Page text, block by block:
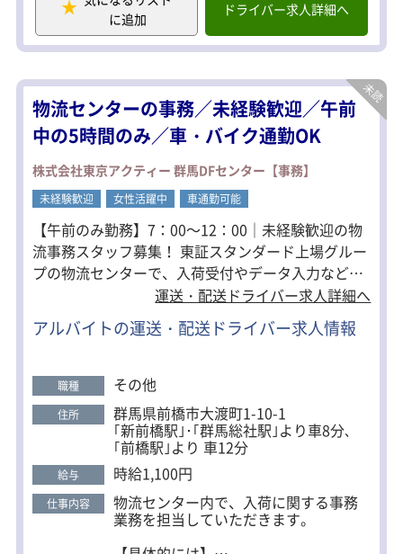
る重要なポジションです。
現場とコミュニケーションを取りなが
ら、チームをまとめていくやりがいの
ある仕事です。
【具体的な仕事内容】
・日々の運行管理業務
・ドライバー対応及び現場フォロー
・配車運行管理の調整、改善
・メンバーへの指示出し
・トラブル時の一次対応及び、上長へ
の報告連携
・安全運行の日常管理
・ドライバー及びメンバーの育成フォ
ロー
・チームとして安定した現場運営の実
行
・会社方針の現場への共有
そんな方を歓迎します！
★試用期間中は有期雇用の契約社員と
なります。
に追加
ドライバー求人詳細へ
物流センターの事務／未経験歓迎／午前
中の5時間のみ／車・バイク通勤OK
株式会社東京アクティー 群馬DFセンター【事務】
未経験歓迎 女性活躍中 車通勤可能
【午前のみ勤務】7：00～12：00｜未経験歓迎の物
流事務スタッフ募集！ 東証スタンダード上場グルー
プの物流センターで、入荷受付やデータ入力などの
事務業務をお任せします。 特別な経験や資格は必要
なく、未経験の方もOJT研修でしっかりサポートし
ます。 物流業界を支える重要なポジションとして、
るお仕事です。 ・未経験歓迎 ・簡単なPC操作がで
きればOK ・午前のみ勤務 ・水曜・日曜固定休 ・
車・バイク通勤OK ・東証スタンダード上場グルー
プ ・20代～50代活躍中 家事やプライベートと両立
したい方にもピッタリです。 安定企業で長く働きた
い方をお待ちしています。
運送・配送ドライバー求人詳細へ
アルバイトの運送・配送ドライバー求人情報
職種 その他
住所 群馬県前橋市大渡町1-10-1
｢新前橋駅｣･｢群馬総社駅｣より車8分､
｢前橋駅｣より 車12分
給与 時給1,100円
仕事内容 物流センター内で、入荷に関する事務
業務を担当していただきます。